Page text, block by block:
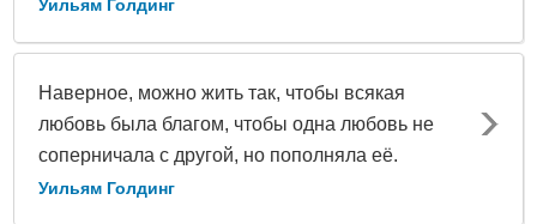
Уильям Голдинг
Наверное, можно жить так, чтобы всякая
любовь была благом, чтобы одна любовь не
соперничала с другой, но пополняла её.
Уильям Голдинг